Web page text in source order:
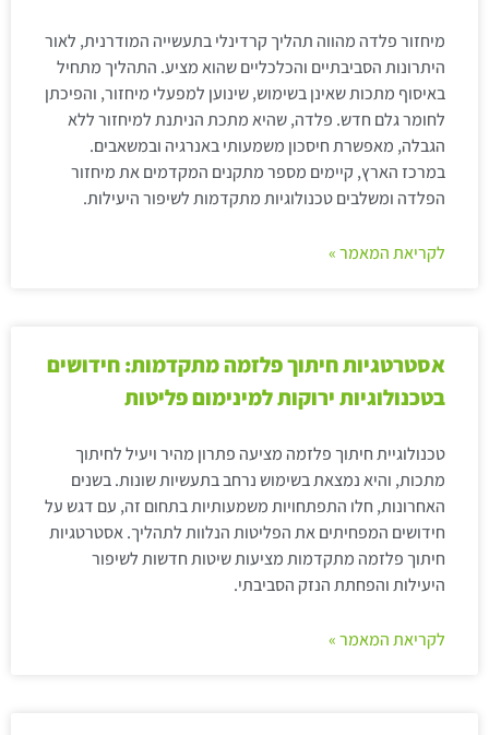
מיחזור פלדה מהווה תהליך קרדינלי בתעשייה המודרנית, לאור
היתרונות הסביבתיים והכלכליים שהוא מציע. התהליך מתחיל
באיסוף מתכות שאינן בשימוש, שינוען למפעלי מיחזור, והפיכתן
לחומר גלם חדש. פלדה, שהיא מתכת הניתנת למיחזור ללא
הגבלה, מאפשרת חיסכון משמעותי באנרגיה ובמשאבים.
במרכז הארץ, קיימים מספר מתקנים המקדמים את מיחזור
הפלדה ומשלבים טכנולוגיות מתקדמות לשיפור היעילות.
לקריאת המאמר »
אסטרטגיות חיתוך פלזמה מתקדמות: חידושים
בטכנולוגיות ירוקות למינימום פליטות
טכנולוגיית חיתוך פלזמה מציעה פתרון מהיר ויעיל לחיתוך
מתכות, והיא נמצאת בשימוש נרחב בתעשיות שונות. בשנים
האחרונות, חלו התפתחויות משמעותיות בתחום זה, עם דגש על
חידושים המפחיתים את הפליטות הנלוות לתהליך. אסטרטגיות
חיתוך פלזמה מתקדמות מציעות שיטות חדשות לשיפור
היעילות והפחתת הנזק הסביבתי.
לקריאת המאמר »